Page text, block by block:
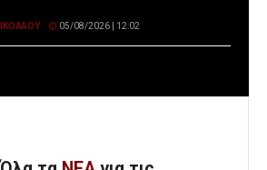
05/08/2026 | 12:02